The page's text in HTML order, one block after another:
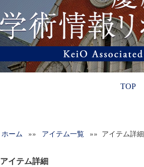
TOP
ホーム »» アイテム一覧 »» アイテム詳細
アイテム詳細